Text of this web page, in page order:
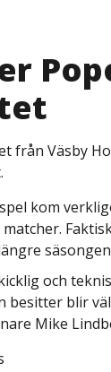
från Väsby
kom
och
besitter blir
Mike